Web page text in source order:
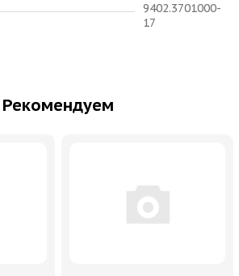
9402.3701000-
17
Рекомендуем